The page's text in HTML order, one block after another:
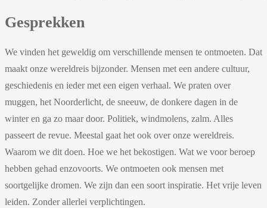
Gesprekken
We vinden het geweldig om verschillende mensen te ontmoeten. Dat
maakt onze wereldreis bijzonder. Mensen met een andere cultuur,
geschiedenis en ieder met een eigen verhaal. We praten over
muggen, het Noorderlicht, de sneeuw, de donkere dagen in de
winter en ga zo maar door. Politiek, windmolens, zalm. Alles
passeert de revue. Meestal gaat het ook over onze wereldreis.
Waarom we dit doen. Hoe we het bekostigen. Wat we voor beroep
hebben gehad enzovoorts. We ontmoeten ook mensen met
soortgelijke dromen. We zijn dan een soort inspiratie. Het vrije leven
leiden. Zonder allerlei verplichtingen.